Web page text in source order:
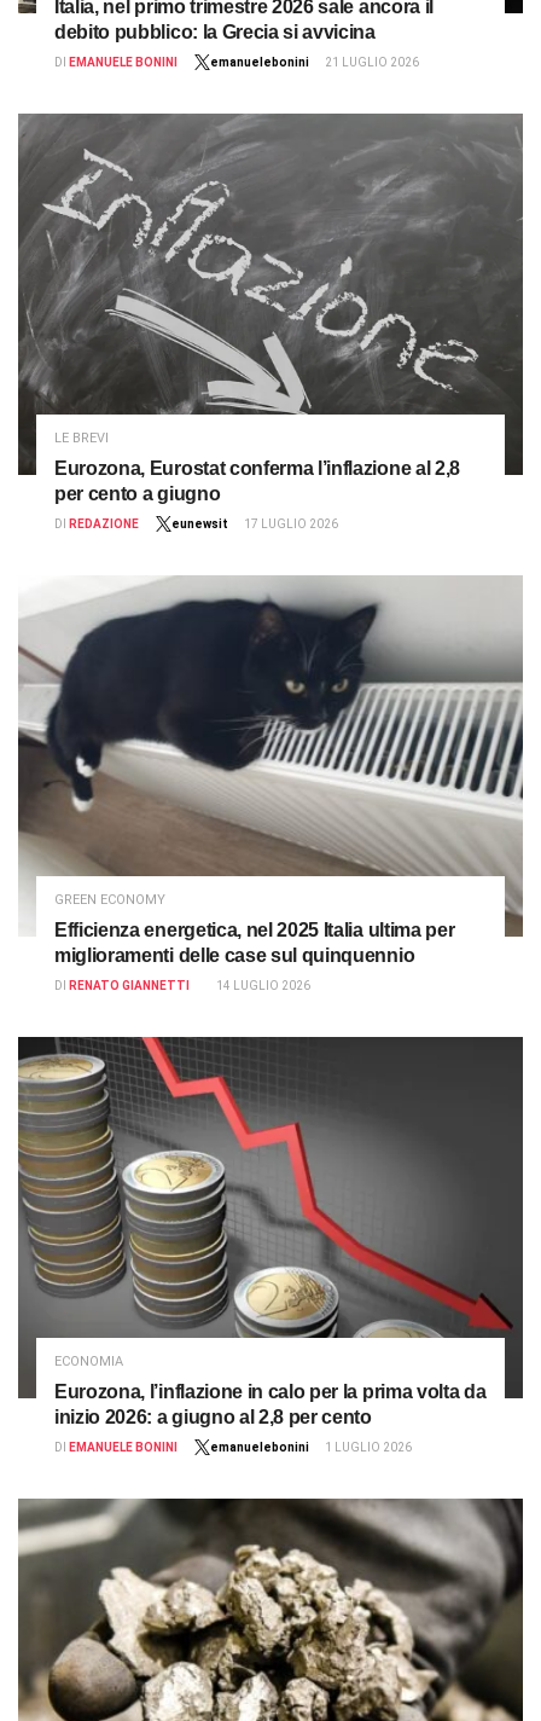
Italia, nel primo trimestre 2026 sale ancora il
debito pubblico: la Grecia si avvicina
DI EMANUELE BONINI emanuelebonini 21 LUGLIO 2026
LE BREVI
Eurozona, Eurostat conferma l’inflazione al 2,8
per cento a giugno
DI REDAZIONE eunewsit 17 LUGLIO 2026
GREEN ECONOMY
Efficienza energetica, nel 2025 Italia ultima per
miglioramenti delle case sul quinquennio
DI RENATO GIANNETTI 14 LUGLIO 2026
ECONOMIA
Eurozona, l’inflazione in calo per la prima volta da
inizio 2026: a giugno al 2,8 per cento
DI EMANUELE BONINI emanuelebonini 1 LUGLIO 2026